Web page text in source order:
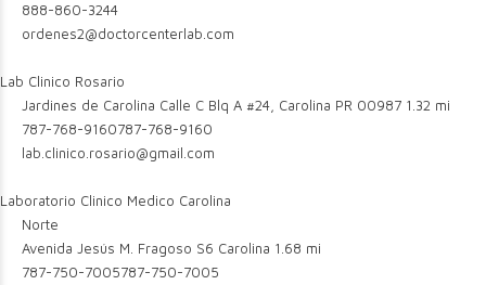
888-860-3244
ordenes2@doctorcenterlab.com
Lab Clinico Rosario
Jardines de Carolina Calle C Blq A #24, Carolina PR 00987 1.32 mi
787-768-9160787-768-9160
lab.clinico.rosario@gmail.com
Laboratorio Clinico Medico Carolina
Norte
Avenida Jesús M. Fragoso S6 Carolina 1.68 mi
787-750-7005787-750-7005